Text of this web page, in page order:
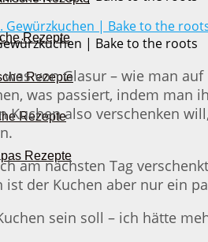
Rezepte
Rezepte
Rezepte
Rezepte
| Bake to the roots
was von Glasur – wie man
was passiert, indem man
Kuchen also verschenken
am nächsten Tag
ist der Kuchen aber nur ein
sein soll – ich hätte